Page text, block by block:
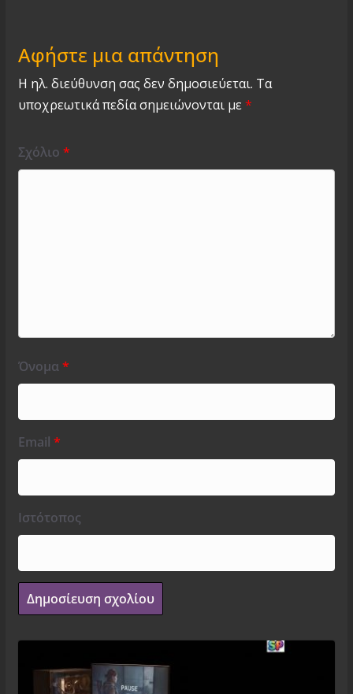
Αφήστε μια απάντηση
Η ηλ. διεύθυνση σας δεν δημοσιεύεται. Τα
υποχρεωτικά πεδία σημειώνονται με*
Σχόλιο *
Όνομα*
Email *
Ιστότοπος